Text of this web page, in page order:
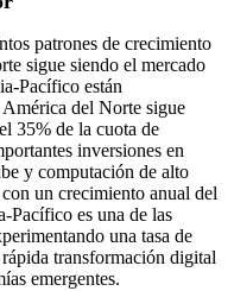
patrones de crecimiento
sigue siendo el mercado
Pacífico están
del Norte sigue
35% de la cuota de
inversiones en
y computación de alto
un crecimiento anual del
Pacífico es una de las
una tasa de
transformación digital
emergentes.